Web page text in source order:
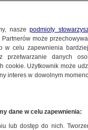
się na teren
naszepodmioty
Partnerów może
w celu zapewnienia
przetwarzanie danych
cookie. Użytkownik może
interes w dowolnym
dane w celu zapewnienia:
lub dostęp do nich.